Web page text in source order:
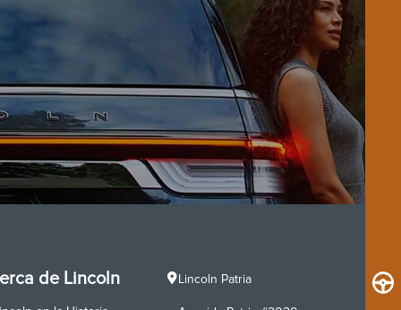
de Lincoln Lincoln Patria